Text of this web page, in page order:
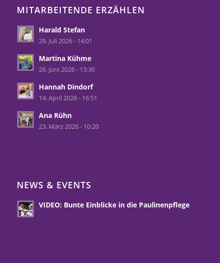
MITARBEITENDE ERZÄHLEN
Harald Stefan
29. Juli 2026 - 14:01
Martina Kühme
26. Juni 2026 - 13:30
Hannah Dindorf
14. April 2026 - 16:51
Ana Rühn
23. März 2026 - 10:20
NEWS & EVENTS
VIDEO: Bunte Einblicke in die Paulinenpflege